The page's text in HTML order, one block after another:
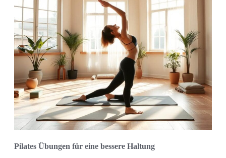
Pilates Übungen für eine bessere Haltung